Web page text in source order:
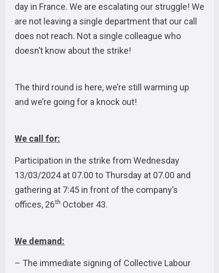
day in France. We are escalating our struggle! We
are not leaving a single department that our call
does not reach. Not a single colleague who
doesn’t know about the strike!
The third round is here, we’re still warming up
and we’re going for a knock out!
We call for:
Participation in the strike from Wednesday
13/03/2024 at 07.00 to Thursday at 07.00 and
gathering at 7:45 in front of the company’s
offices, 26th October 43.
We demand:
– The immediate signing of Collective Labour